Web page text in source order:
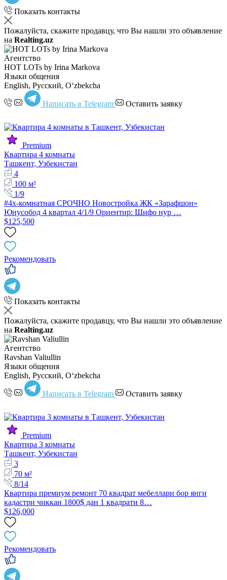
Показать контакты
Пожалуйста, скажите продавцу, что Вы нашли это объявление
на Realting.uz
Агентство
HOT LOTs by Irina Markova
Языки общения
English, Русский, Oʻzbekcha
Написать в Telegram Оставить заявку
Premium
Квартира 4 комнаты
Ташкент, Узбекистан
4
100 м²
1/9
#4х-комнатная СРОЧНО Новостройка ЖК «Зарафшон»
Юнусобод 4 квартал 4/1/9 Ориентир: Шифо нур …
$125,500
Рекомендовать
Показать контакты
Пожалуйста, скажите продавцу, что Вы нашли это объявление
на Realting.uz
Агентство
Ravshan Valiullin
Языки общения
English, Русский, Oʻzbekcha
Написать в Telegram Оставить заявку
Premium
Квартира 3 комнаты
Ташкент, Узбекистан
3
70 м²
8/14
Квартира премиум ремонт 70 квадрат мебеллари бор янги
кадастри чиккан 1800$ дан 1 квадрати 8…
$126,000
Рекомендовать